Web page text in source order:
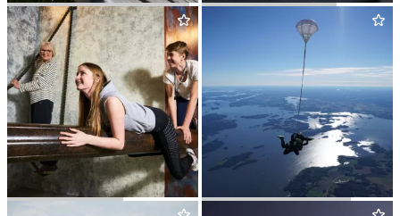
VED­BOBACK­EN DOWNHILL KLÄT­TER­CENTRET